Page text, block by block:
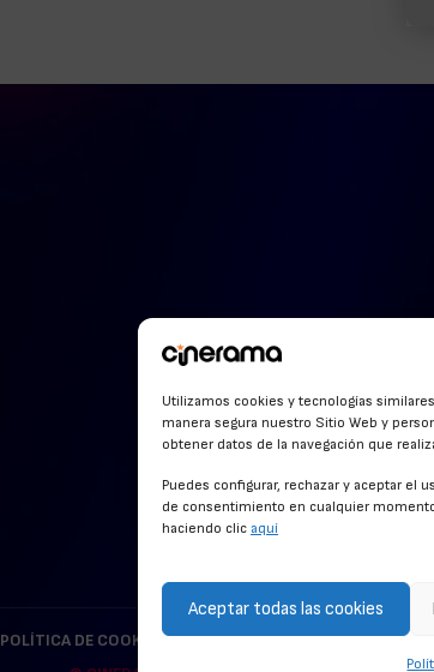
Utilizamos cookies y tecnologías
manera segura nuestro Sitio Web y
obtener datos de la navegación que
Puedes configurar, rechazar y aceptar el
de consentimiento en cualquier
haciendo clic aquí
Aceptar todas las cookies
POLÍTICA DE COOKIES POLÍTICA DE PRIVACIDAD